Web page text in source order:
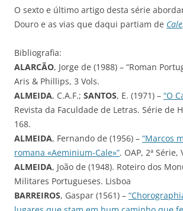
O sexto e último artigo desta série
Douro e as vias que daqui partiam de Cale.
Bibliografia:
ALARCÃO, Jorge de (1988) – “Roman
Aris & Phillips, 3 Vols.
ALMEIDA, C.A.F.; SANTOS, E. (1971) – “O
Revista da Faculdade de Letras. Série de
168.
ALMEIDA, Fernando de (1956) – “Marcos
romana «Aeminium-Cale»”. OAP, 2ª Série,
ALMEIDA, João de (1948). Roteiro dos
Militares Portugueses. Lisboa
BARREIROS, Gaspar (1561) –